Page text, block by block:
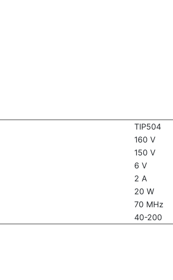
TIP504
160 V
150 V
6 V
2 A
20 W
70 MHz
40-200